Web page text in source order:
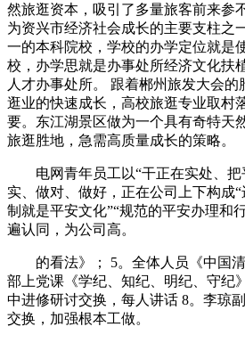
然旅逛资本，吸引了多量旅客前来参
为资兴市经济社会成长的主要支柱之
一的本科院校，学校的办学定位就是
校，办学思就是办事处所经济文化扶
人才办事处所。 跟着郴州旅发大会的
逛业的快速成长，高校旅逛专业取村
要。东江湖景区做为一个具有奇特天
旅逛胜地，急需高质量成长的策略。
电网青年员工以“干正在实处、把
实、做对、做好，正在公司上下构成
制就是平安文化”“规范的平安办理和
遍认同，为公司高。
的看法》； 5。全体人员《中国清
部上党课《学纪、知纪、明纪、守纪
中进修研讨交换，每人讲话 8。李琼
交换，加强根本工做。